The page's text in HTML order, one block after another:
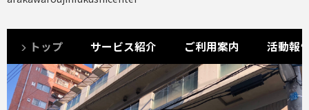
トップ サービス紹介 ご利用案内 活動報